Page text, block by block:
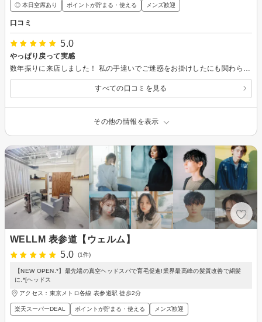
◎ 本日空席あり ポイントが貯まる・使える メンズ歓迎
口コミ
5.0
やっぱり戻って実感
すべての口コミを見る
その他の情報を表示
WELLM 表参道【ウェルム】
5.0
(1件)
【NEW OPEN.*】最先端の真空ヘッドスパで育毛促進!業界最高峰の髪質改善で絹髪
に.*[ヘッドス
アクセス：東京メトロ各線 表参道駅 徒歩2分
楽天スーパーDEAL ポイントが貯まる・使える メンズ歓迎